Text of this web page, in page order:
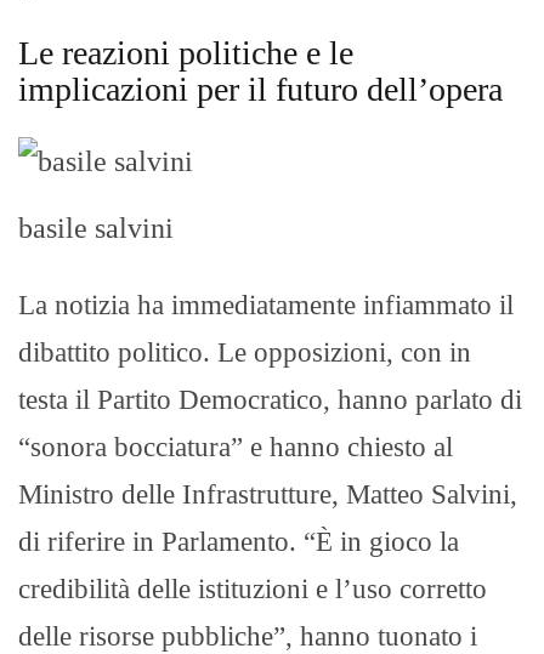
Le reazioni politiche e le
implicazioni per il futuro dell’opera
basile salvini
La notizia ha immediatamente infiammato il
dibattito politico. Le opposizioni, con in
testa il Partito Democratico, hanno parlato di
“sonora bocciatura” e hanno chiesto al
Ministro delle Infrastrutture, Matteo Salvini,
di riferire in Parlamento. “È in gioco la
credibilità delle istituzioni e l’uso corretto
delle risorse pubbliche”, hanno tuonato i